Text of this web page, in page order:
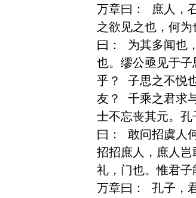
万章曰： 庶人，
之欲见之也，何为
曰： 为其多闻也
也。缪公亟见于
乎？ 子思之不悦
友？ 千乘之君求
士不忘丧其元。
曰： 敢问招虞人
招招庶人，庶人
礼，门也。惟君